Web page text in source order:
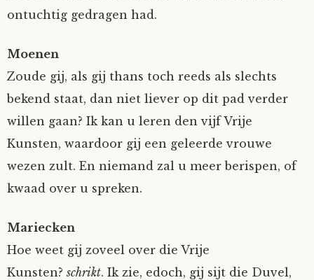
Rozemarijn
Spelican
Stefan
Sunniva
ontuchtig gedragen had.
Moenen
Zoude gij, als gij thans toch reeds als slechts
bekend staat, dan niet liever op dit pad verder
willen gaan? Ik kan u leren den vijf Vrije
Kunsten, waardoor gij een geleerde vrouwe
wezen zult. En niemand zal u meer berispen, of
kwaad over u spreken.
Mariecken
Hoe weet gij zoveel over die Vrije
Kunsten?schrikt. Ik zie, edoch, gij sijt die Duvel,